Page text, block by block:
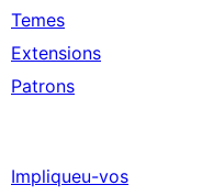
Temes
Extensions
Patrons
Impliqueu-vos